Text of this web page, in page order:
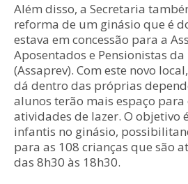
Além disso, a Secretaria
reforma de um ginásio que é
estava em concessão para a
Aposentados e Pensionistas da
(Assaprev). Com este novo
dá dentro das próprias
alunos terão mais espaço para
atividades de lazer. O objetivo
infantis no ginásio,
para as 108 crianças que são
das 8h30 às 18h30.